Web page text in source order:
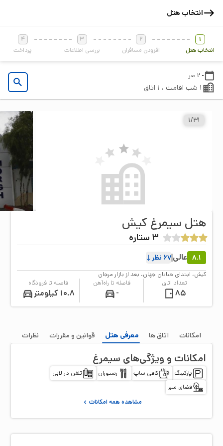
انتخاب هتل
1
انتخاب هتل
2
افزودن مسافران
3
بررسی اطلاعات
4
پرداخت
- 2 نفر
1 شب اقامت ، 1 اتاق
31
/
1
هتل سیمرغ کيش
3 ستاره
8.1 عالی67 نظر
كيش، ابتدای خیابان جهان، بعد از بازار مرجان
تعداد اتاق
85
فاصله تا راه‌آهن
-
فاصله تا فرودگاه
10.8 کیلومتر
امکانات اتاق‌ ها معرفی هتل قوانین و مقررات نظرات
امکانات و ویژگی‌های سیمرغ
پارکینگ کافی شاپ رستوران
تلفن در لابی
فضای سبز
مشاهده همه امکانات